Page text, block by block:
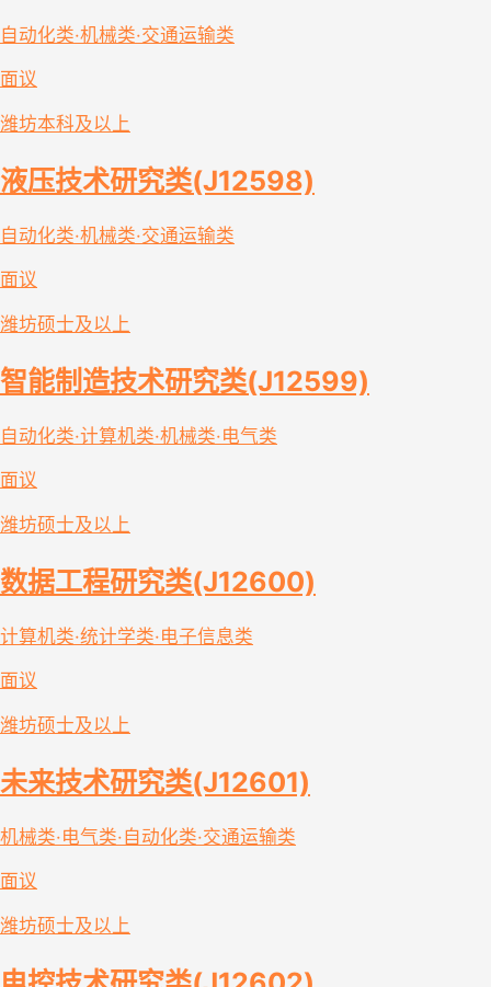
自动化类·机械类·交通运输类
面议
潍坊本科及以上
液压技术研究类(J12598)
自动化类·机械类·交通运输类
面议
潍坊硕士及以上
智能制造技术研究类(J12599)
自动化类·计算机类·机械类·电气类
面议
潍坊硕士及以上
数据工程研究类(J12600)
计算机类·统计学类·电子信息类
面议
潍坊硕士及以上
未来技术研究类(J12601)
机械类·电气类·自动化类·交通运输类
面议
潍坊硕士及以上